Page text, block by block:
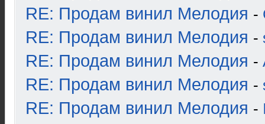
RE: Продам винил Мелодия -
RE: Продам винил Мелодия -
RE: Продам винил Мелодия -
RE: Продам винил Мелодия -
RE: Продам винил Мелодия -